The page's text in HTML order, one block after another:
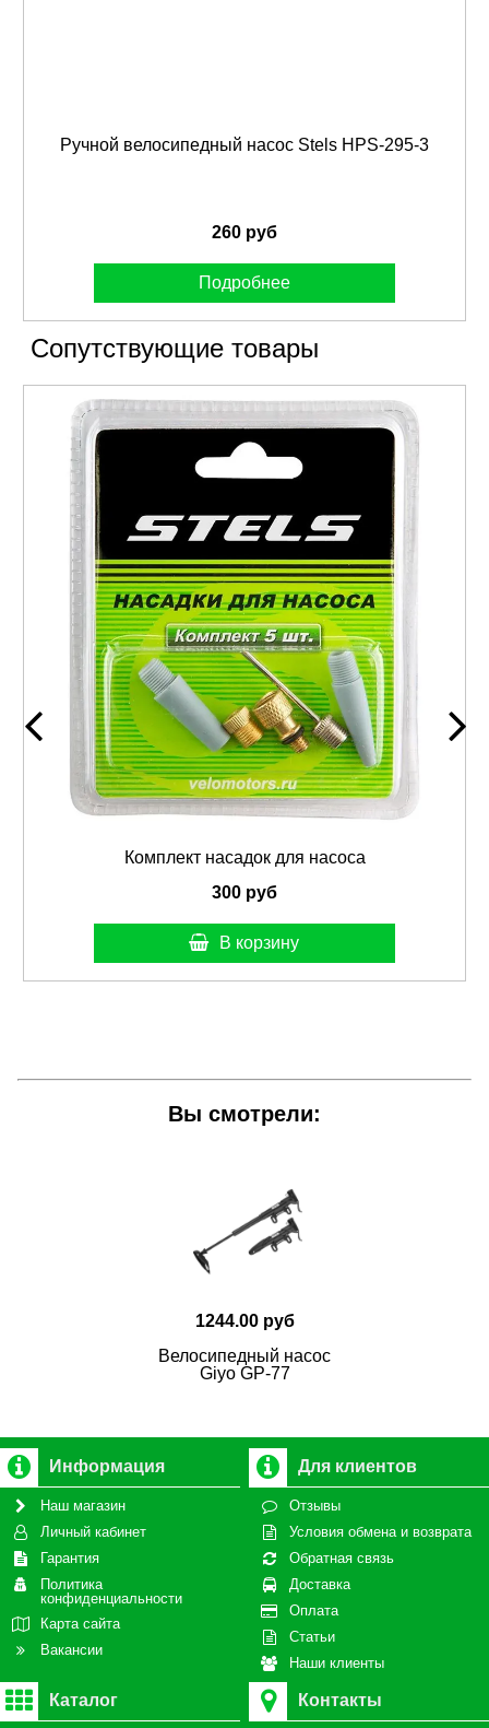
Ручной велосипедный насос Stels HPS-295-3
260 руб
Подробнее
Сопутствующие товары
Комплект насадок для насоса
300 руб
В корзину
Вы смотрели:
1244.00 руб
Велосипедный насос
Giyo GP-77
Информация
Наш магазин
Личный кабинет
Гарантия
Политика
конфиденциальности
Карта сайта
Вакансии
Для клиентов
Отзывы
Условия обмена и возврата
Обратная связь
Доставка
Оплата
Статьи
Наши клиенты
Каталог Контакты